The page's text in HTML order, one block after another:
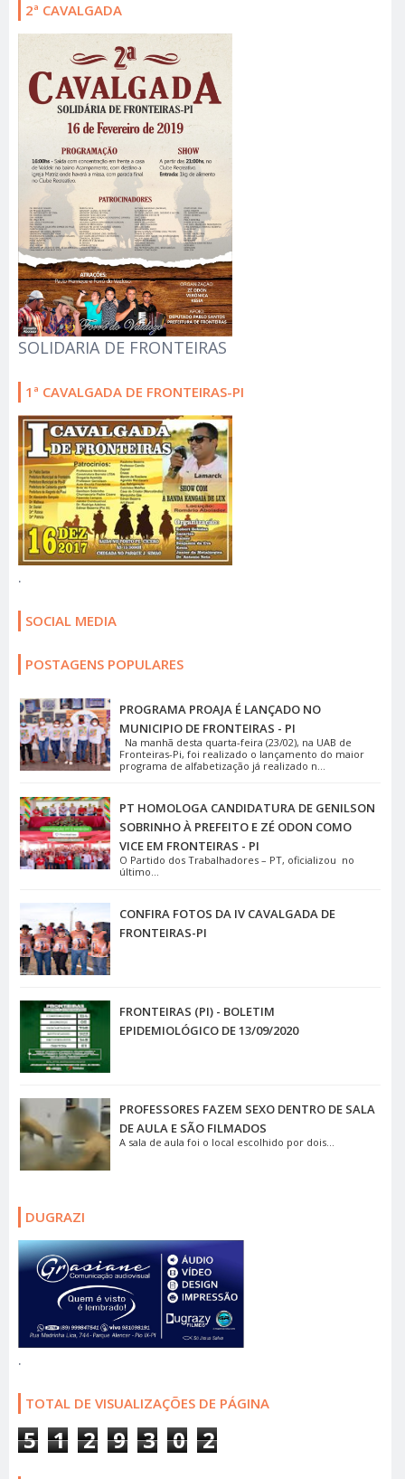
2ª CAVALGADA
SOLIDARIA DE FRONTEIRAS
1ª CAVALGADA DE FRONTEIRAS-PI
.
SOCIAL MEDIA
POSTAGENS POPULARES
PROGRAMA PROAJA É LANÇADO NO
MUNICIPIO DE FRONTEIRAS - PI
Na manhã desta quarta-feira (23/02), na UAB de
Fronteiras-Pi, foi realizado o lançamento do maior
programa de alfabetização já realizado n...
PT HOMOLOGA CANDIDATURA DE GENILSON
SOBRINHO À PREFEITO E ZÉ ODON COMO
VICE EM FRONTEIRAS - PI
O Partido dos Trabalhadores – PT, oficializou no
último...
CONFIRA FOTOS DA IV CAVALGADA DE
FRONTEIRAS-PI
FRONTEIRAS (PI) - BOLETIM
EPIDEMIOLÓGICO DE 13/09/2020
PROFESSORES FAZEM SEXO DENTRO DE SALA
DE AULA E SÃO FILMADOS
A sala de aula foi o local escolhido por dois...
DUGRAZI
.
TOTAL DE VISUALIZAÇÕES DE PÁGINA
5 1 2 9 3 0 2